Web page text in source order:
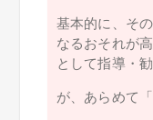
基本的に、そ
なるおそれが
として指導・
が、あらめて